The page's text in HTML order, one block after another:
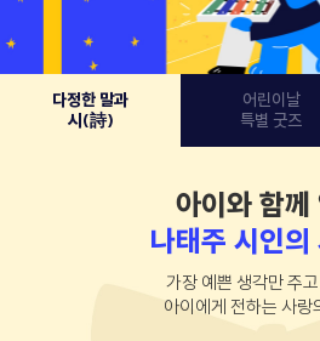
다정한 말과
시(詩)
어린이날
특별 굿즈
아이와 함께
나태주 시인의
가장 예쁜 생각만 주
아이에게 전하는 사랑